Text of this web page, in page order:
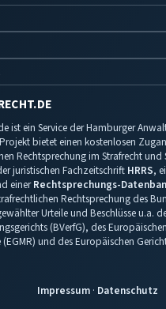
ist ein Service der Hamburger
bietet einen kostenlosen
Rechtsprechung im Strafrecht und
juristischen Fachzeitschrift HRRS,
einerRechtsprechungs-
Rechtsprechung des
Urteile und Beschlüsse u.a.
(BVerfG), des
(EGMR) und des Europäischen
Impressum· Datenschutz